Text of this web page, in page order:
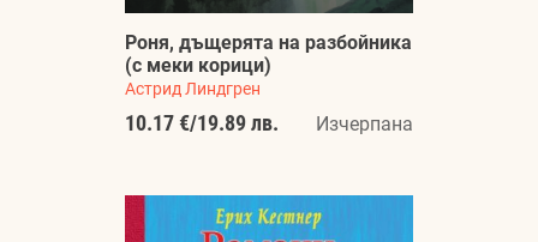
Роня, дъщерята на разбойника
(с меки корици)
Астрид Линдгрен
10.17 €/19.89 лв. Изчерпана